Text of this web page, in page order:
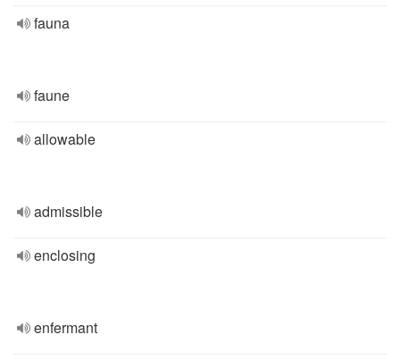
fauna
faune
allowable
admissible
enclosing
enfermant